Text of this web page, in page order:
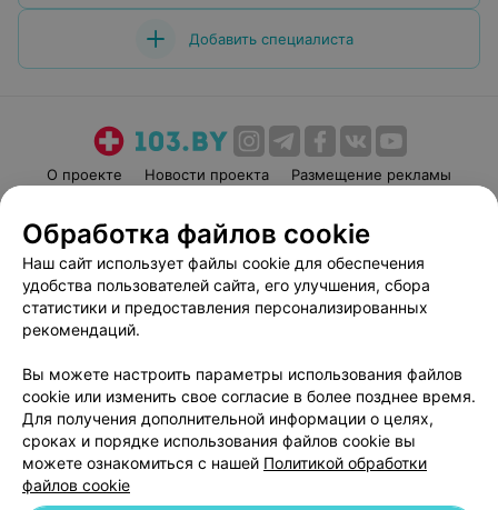
Добавить специалиста
О проекте Новости проекта
Размещение рекламы
Пользовательское соглашение
Способы оплаты
Вакансии
Партнеры
Написать руководителю 103.by
Обработка персональных данных
Обработка файлов cookie
Наш сайт использует файлы cookie для обеспечения
удобства пользователей сайта, его улучшения, сбора
статистики и предоставления персонализированных
рекомендаций.
Вы можете настроить параметры использования файлов
cookie или изменить свое согласие в более позднее время.
Для получения дополнительной информации о целях,
сроках и порядке использования файлов cookie вы
можете ознакомиться с нашей Политикой обработки
файлов cookie